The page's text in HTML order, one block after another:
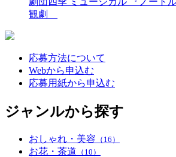
観劇
応募方法について
Webから申込む
応募用紙から申込む
ジャンルから探す
おしゃれ・美容 （16）
お花・茶道 （10）